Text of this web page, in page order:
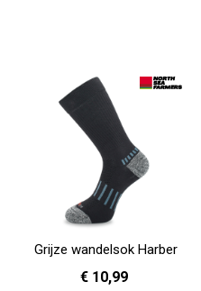
Grijze wandelsok Harber
€ 10,99